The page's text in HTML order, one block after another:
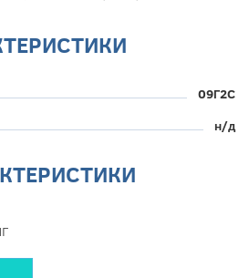
09Г2С
н/д